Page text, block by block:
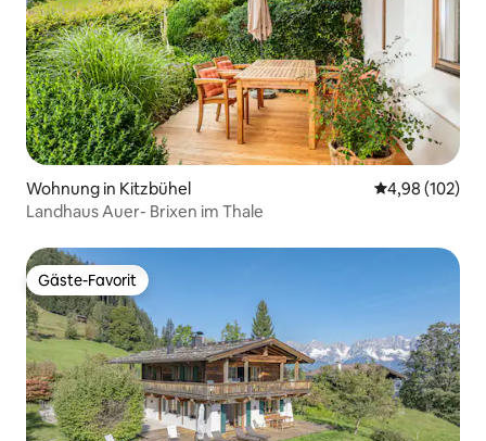
Wohnung in Kitzbühel
4,98 (102)
Landhaus Auer- Brixen im Thale
Gäste-Favorit
Gäste-Favorit